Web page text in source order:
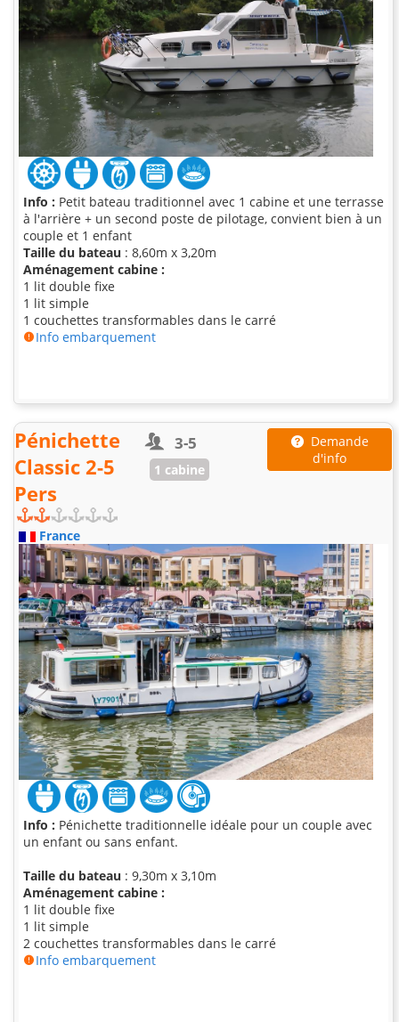
Info : Petit bateau traditionnel avec 1 cabine et une terrasse
à l'arrière + un second poste de pilotage, convient bien à un
couple et 1 enfant
Taille du bateau : 8,60m x 3,20m
Aménagement cabine :
1 lit double fixe
1 lit simple
1 couchettes transformables dans le carré
Info embarquement
Pénichette
Classic 2-5
Pers
3-5
1 cabine
Demande
d'info
France
Info : Pénichette traditionnelle idéale pour un couple avec
un enfant ou sans enfant.
Taille du bateau : 9,30m x 3,10m
Aménagement cabine :
1 lit double fixe
1 lit simple
2 couchettes transformables dans le carré
Info embarquement